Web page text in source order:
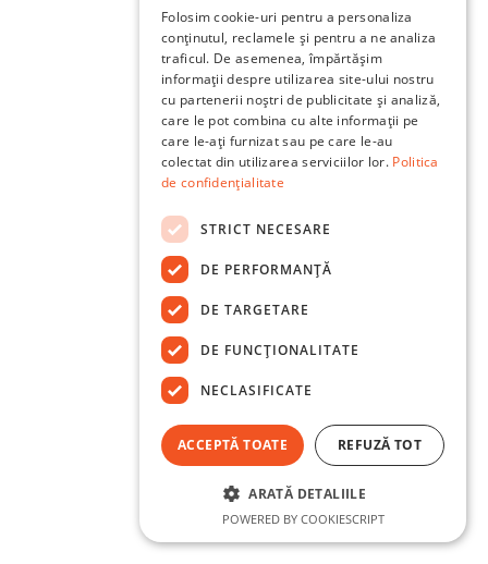
Folosim cookie-uri pentru a personaliza
conținutul, reclamele și pentru a ne analiza
traficul. De asemenea, împărtășim
informații despre utilizarea site-ului nostru
cu partenerii noștri de publicitate și analiză,
care le pot combina cu alte informații pe
care le-ați furnizat sau pe care le-au
colectat din utilizarea serviciilor lor. Politica
de confidențialitate
STRICT NECESARE
DE PERFORMANȚĂ
DE TARGETARE
DE FUNCŢIONALITATE
NECLASIFICATE
ACCEPTĂ TOATE REFUZĂ TOT
ARATĂ DETALIILE
POWERED BY COOKIESCRIPT